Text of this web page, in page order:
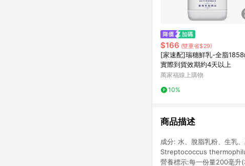
$166 (雙重省$29)
[家速配]瑞穗鮮乳-全脂
實際到貨效期約4天以上
萬家福線上購物
10%
商品描述
成分: 水、脫脂乳粉、生乳
Streptococcus
營養標示:每一份量200毫升